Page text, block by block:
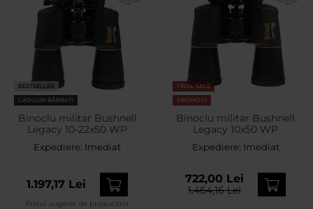
BESTSELLER
CADOURI BĂRBAȚI
Binoclu militar Bushnell
Legacy 10-22x50 WP
Expediere: Imediat
1.197,17 Lei
Prețul sugerat de producător
FINAL SALE
PROMOTII
Binoclu militar Bushnell
Legacy 10x50 WP
Expediere: Imediat
722,00 Lei
1.464,16 Lei